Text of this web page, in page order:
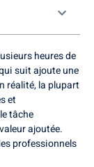
heures de
suit ajoute une
réalité, la plupart
et
tâche
ajoutée.
professionnels